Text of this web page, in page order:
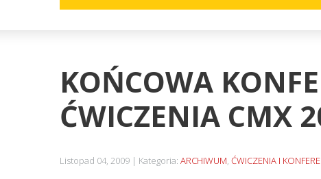
KOŃCOWA
ĆWICZENIA CMX
Listopad 04, 2009 Kategoria: ARCHIWUM, ĆWICZENIA I